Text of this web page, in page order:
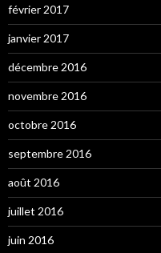
février 2017
janvier 2017
décembre 2016
novembre 2016
octobre 2016
septembre 2016
août 2016
juillet 2016
juin 2016